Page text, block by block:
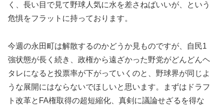
く、長い目で見て野球人気に水を差さねばいいが、という
危惧をフラットに持っております。
今週の永田町は解散するのかどうか見ものですが、自民1
強状態が長く続き、政権から遠ざかった野党がどんどんヘ
タレになると投票率が下がっていくのと、野球界が同じよ
うな展開にはならないでほしいと思います。まずはドラフ
ト改革とFA権取得の超短縮化、真剣に議論せざるを得な